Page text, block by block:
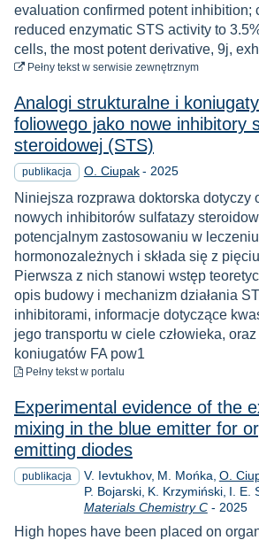
evaluation confirmed potent inhibition;
reduced enzymatic STS activity to
cells, the most potent derivative, 9j,
Pełny tekstdo pobrania
w serwisie zewnętrznym
Analogi strukturalne i
foliowego jako nowe inhibitory
steroidowej (STS)
publikacja O. Ciupak - Rok
2025
Niniejsza rozprawa doktorska dotyczy
nowych inhibitorów sulfatazy
potencjalnym zastosowaniu w
hormonozależnych i składa się z
Pierwsza z nich stanowi wstęp
opis budowy i mechanizm działania
inhibitorami, informacje dotyczące
jego transportu w ciele człowieka,
koniugatów FA pow1
Pełny tekst do pobrania
w portalu
Experimental evidence of the
mixing in the blue emitter for
emitting diodes
publikacja V. Ievtukhov M. Mońka O.
P. Bojarski K. Krzymiński I. E.
Materials Chemistry C- Rok
2025
High hopes have been placed on